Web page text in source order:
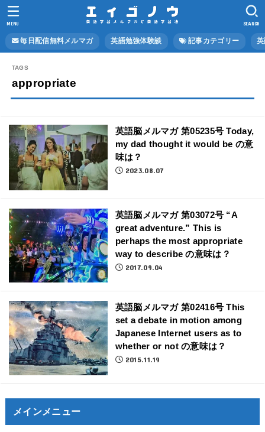
毎日配信無料メルマガ 英語勉強体験談 記事カテゴリー
SEARCH
MENU
appropriate
英語脳メルマガ 第05235号 Today,
my dad thought it would be の意
味は？
2023.08.07
英語脳メルマガ 第03072号 “A
great adventure.” This is
perhaps the most appropriate
way to describe の意味は？
2017.09.04
英語脳メルマガ 第02416号 This
set a debate in motion among
Japanese Internet users as to
whether or not の意味は？
2015.11.19
メインメニュー